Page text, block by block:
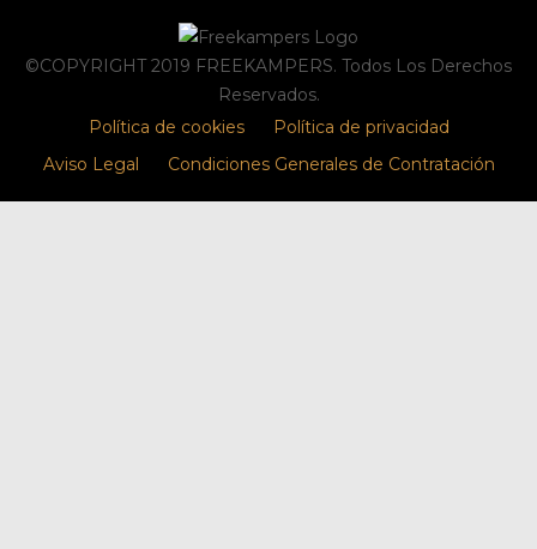
©COPYRIGHT 2019 FREEKAMPERS. Todos Los Derechos
Reservados.
Política de cookies
Política de privacidad
Aviso Legal
Condiciones Generales de Contratación